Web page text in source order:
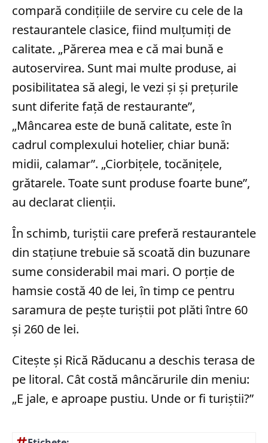
compară condițiile de servire cu cele de la
restaurantele clasice, fiind mulțumiți de
calitate. „Părerea mea e că mai bună e
autoservirea. Sunt mai multe produse, ai
posibilitatea să alegi, le vezi şi şi preţurile
sunt diferite faţă de restaurante”,
„Mâncarea este de bună calitate, este în
cadrul complexului hotelier, chiar bună:
midii, calamar”. „Ciorbiţele, tocăniţele,
grătarele. Toate sunt produse foarte bune”,
au declarat clienții.
În schimb, turiștii care preferă restaurantele
din stațiune trebuie să scoată din buzunare
sume considerabil mai mari. O porție de
hamsie costă 40 de lei, în timp ce pentru
saramura de pește turiștii pot plăti între 60
și 260 de lei.
Citește și Rică Răducanu a deschis terasa de
pe litoral. Cât costă mâncărurile din meniu:
„E jale, e aproape pustiu. Unde or fi turiștii?”